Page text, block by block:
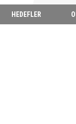
HEDEFLER